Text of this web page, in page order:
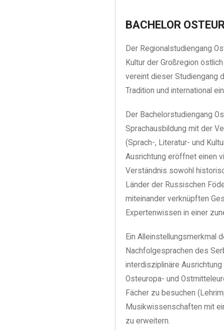
BACHELOR
Der Regionalstudiengang
Kultur der Großregion
vereint dieser Studiengang
Tradition und international
Der Bachelorstudiengang
Sprachausbildung mit der
(Sprach-, Literatur- und
Ausrichtung eröffnet einen
Verständnis sowohl
Länder der Russischen
miteinander verknüpften
Expertenwissen in einer
Ein Alleinstellungsmerkmal
Nachfolgesprachen des
interdisziplinäre
Osteuropa- und
Fächer zu besuchen
Musikwissenschaften mit
zu erweitern.